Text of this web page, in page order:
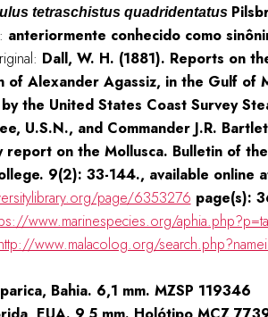
tetraschistus quadridentatus
anteriormente conhecido como
Dall, W. H. (1881). Reports on
of Alexander Agassiz, in the Gulf of
the United States Coast Survey
U.S.N., and Commander J.R.
report on the Mollusca. Bulletin of
9(2): 33-144., available online
page/6353276 page(s):
www.marinespecies.org/
www.malacolog.org/
Bahia. 6,1 mm. MZSP 119346